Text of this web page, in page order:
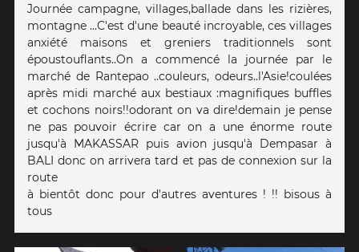
Journée campagne, villages,ballade dans les rizières,
montagne ...C'est d'une beauté incroyable, ces villages
anxiété maisons et greniers traditionnels sont
époustouflants..On a commencé la journée par le
marché de Rantepao ..couleurs, odeurs..l'Asie!coulées
après midi marché aux bestiaux :magnifiques buffles
et cochons noirs!!odorant on va dire!demain je pense
ne pas pouvoir écrire car on a une énorme route
jusqu'à MAKASSAR puis avion jusqu'à Dempasar à
BALI donc on arrivera tard et pas de connexion sur la
route
à bientôt donc pour d'autres aventures ! !! bisous à
tous